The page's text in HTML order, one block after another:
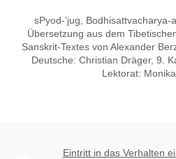
sPyod-’jug, Bodhisattvacharya-
Übersetzung aus dem
Sanskrit-Textes von Alexander
Deutsche: Christian Dräger, 9.
Lektorat:
Eintritt in das Verhalten